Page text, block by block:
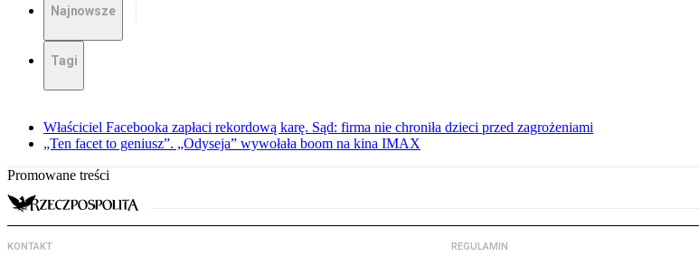
Najnowsze
Tagi
Właściciel Facebooka zapłaci rekordową karę. Sąd: firma nie chroniła dzieci przed zagrożeniami
„Ten facet to geniusz”. „Odyseja” wywołała boom na kina IMAX
Promowane treści
KONTAKT REGULAMIN